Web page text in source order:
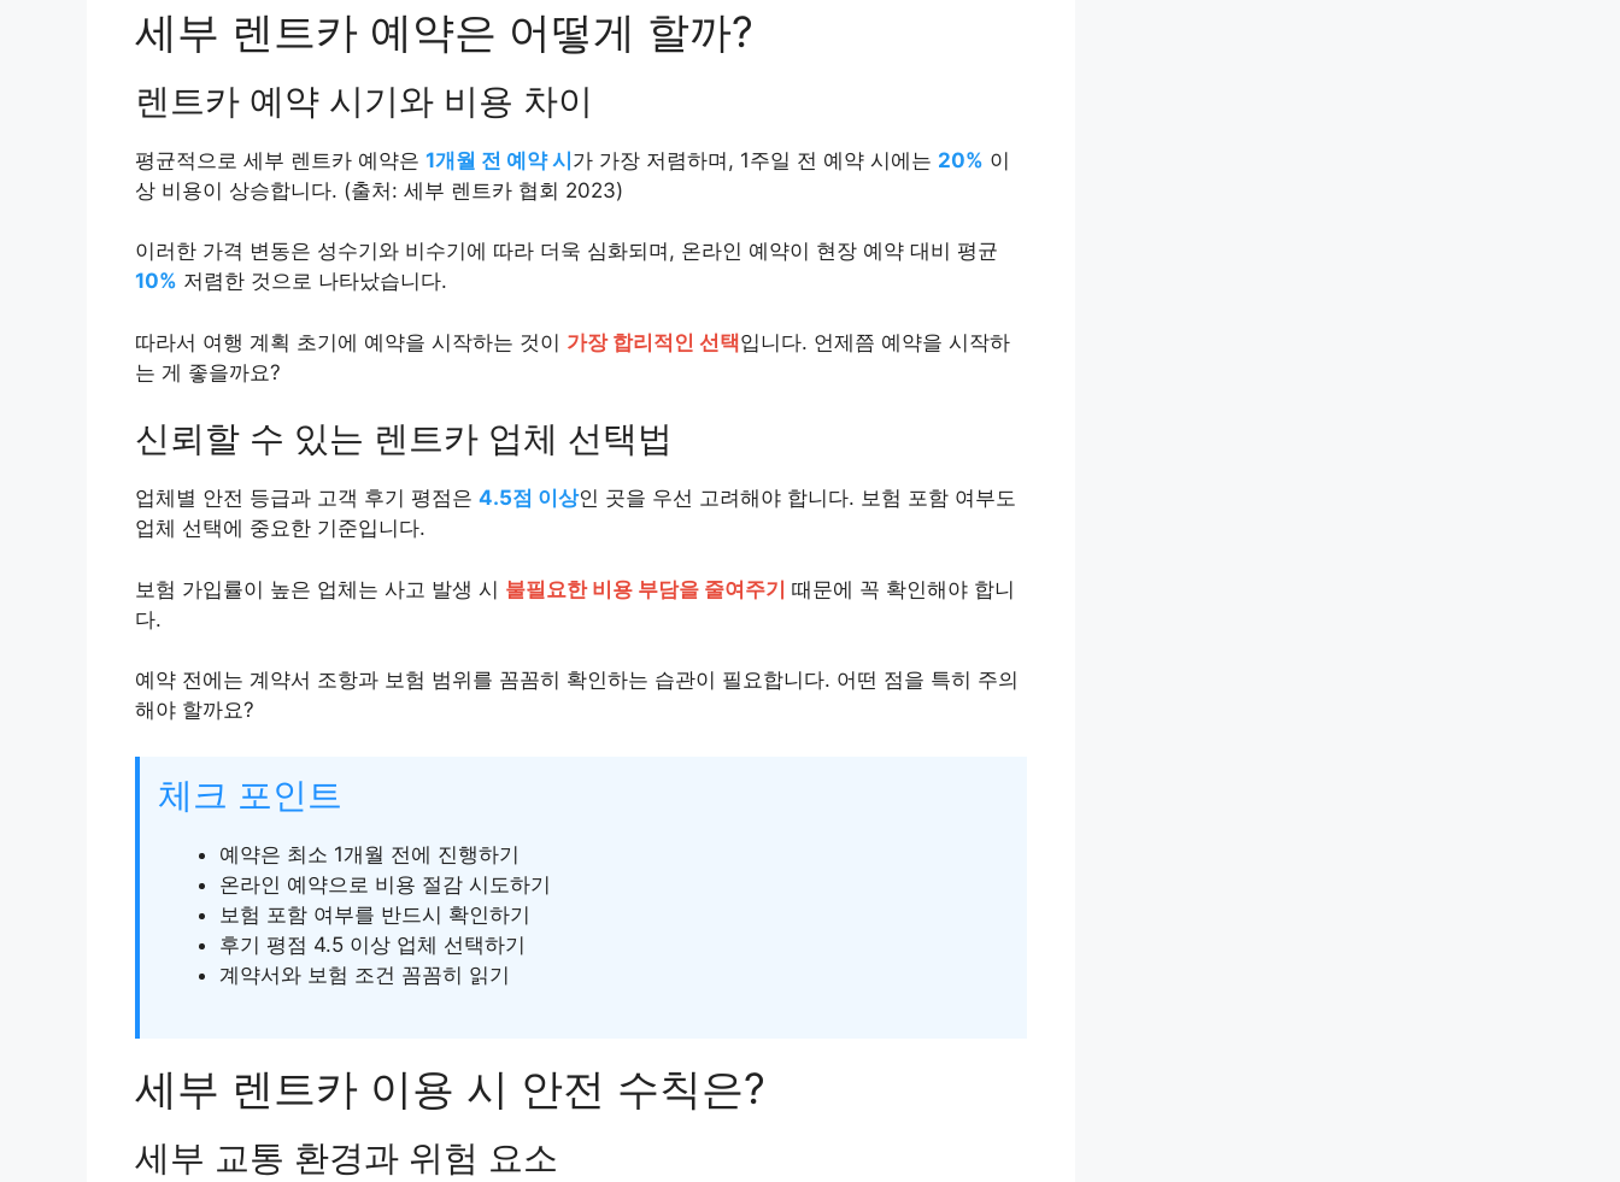
세부 렌트카 예약은 어떻게 할까?
렌트카 예약 시기와 비용 차이
평균적으로 세부 렌트카 예약은 1개월 전 예약 시가 가장 저렴하며, 1주일 전 예약 시에는 20% 이
상 비용이 상승합니다. (출처: 세부 렌트카 협회 2023)
이러한 가격 변동은 성수기와 비수기에 따라 더욱 심화되며, 온라인 예약이 현장 예약 대비 평균
10% 저렴한 것으로 나타났습니다.
따라서 여행 계획 초기에 예약을 시작하는 것이 가장 합리적인 선택입니다. 언제쯤 예약을 시작하
는 게 좋을까요?
신뢰할 수 있는 렌트카 업체 선택법
업체별 안전 등급과 고객 후기 평점은 4.5점 이상인 곳을 우선 고려해야 합니다. 보험 포함 여부도
업체 선택에 중요한 기준입니다.
보험 가입률이 높은 업체는 사고 발생 시 불필요한 비용 부담을 줄여주기 때문에 꼭 확인해야 합니
다.
예약 전에는 계약서 조항과 보험 범위를 꼼꼼히 확인하는 습관이 필요합니다. 어떤 점을 특히 주의
해야 할까요?
체크 포인트
예약은 최소 1개월 전에 진행하기
온라인 예약으로 비용 절감 시도하기
보험 포함 여부를 반드시 확인하기
후기 평점 4.5 이상 업체 선택하기
계약서와 보험 조건 꼼꼼히 읽기
세부 렌트카 이용 시 안전 수칙은?
세부 교통 환경과 위험 요소